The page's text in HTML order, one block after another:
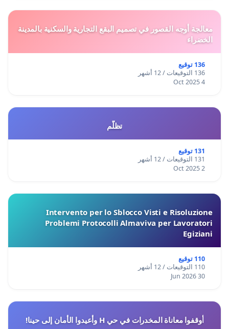
معالجة أوجه القصور في تصميم البقع التجارية والسكنية بالمدينة
الخضراء
136 توقيع
136 التوقيعات / 12 أشهر
4 Oct 2025
تظلّم
131 توقيع
131 التوقيعات / 12 أشهر
2 Oct 2025
Intervento per lo Sblocco Visti e Risoluzione
Problemi Protocolli Almaviva per Lavoratori
Egiziani
110 توقيع
110 التوقيعات / 12 أشهر
30 Jun 2026
أوقفوا معاناة المخدرات في حي H وأعيدوا الأمان إلى حينا!